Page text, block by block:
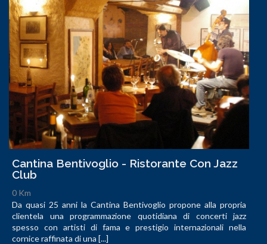
Cantina Bentivoglio - Ristorante Con Jazz
Club
0 Km
Da quasi 25 anni la Cantina Bentivoglio propone alla propria
clientela una programmazione quotidiana di concerti jazz
spesso con artisti di fama e prestigio internazionali nella
cornice raffinata di una [...]